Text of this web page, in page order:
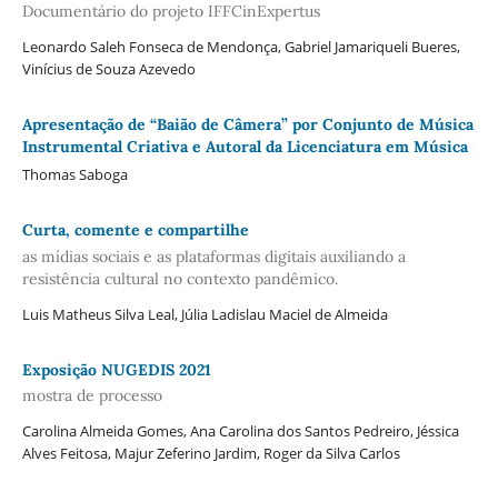
Documentário do projeto IFFCinExpertus
Leonardo Saleh Fonseca de Mendonça, Gabriel Jamariqueli Bueres,
Vinícius de Souza Azevedo
Apresentação de “Baião de Câmera” por Conjunto de Música
Instrumental Criativa e Autoral da Licenciatura em Música
Thomas Saboga
Curta, comente e compartilhe
as mídias sociais e as plataformas digitais auxiliando a
resistência cultural no contexto pandêmico.
Luis Matheus Silva Leal, Júlia Ladislau Maciel de Almeida
Exposição NUGEDIS 2021
mostra de processo
Carolina Almeida Gomes, Ana Carolina dos Santos Pedreiro, Jéssica
Alves Feitosa, Majur Zeferino Jardim, Roger da Silva Carlos